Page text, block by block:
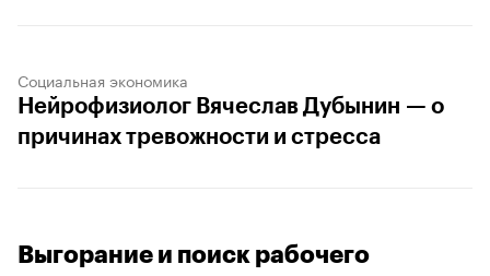
Социальная экономика
Нейрофизиолог Вячеслав Дубынин — о
причинах тревожности и стресса
Выгорание и поиск рабочего